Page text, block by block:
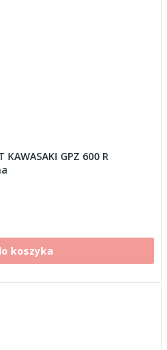
GPZ 600 R
koszyka